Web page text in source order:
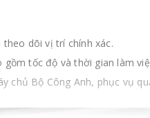
dõi vị trí chính xác.
gồm tốc độ và thời gian làm
chủ Bộ Công Anh, phục vụ